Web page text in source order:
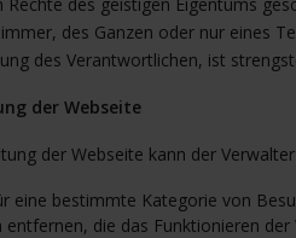
des Ganzen oder nur eines
des Verantwortlichen, ist
der Webseite
der Webseite kann der
eine bestimmte Kategorie von
die das Funktionieren